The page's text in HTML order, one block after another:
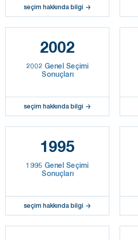
seçim hakkında bilgi
2002
2002 Genel Seçimi
Sonuçları
seçim hakkında bilgi
1995
1995 Genel Seçimi
Sonuçları
seçim hakkında bilgi